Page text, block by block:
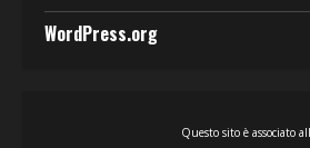
WordPress.org
Questo sito è associato